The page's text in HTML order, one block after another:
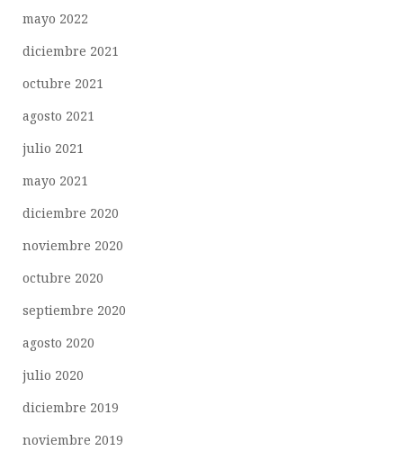
mayo 2022
diciembre 2021
octubre 2021
agosto 2021
julio 2021
mayo 2021
diciembre 2020
noviembre 2020
octubre 2020
septiembre 2020
agosto 2020
julio 2020
diciembre 2019
noviembre 2019